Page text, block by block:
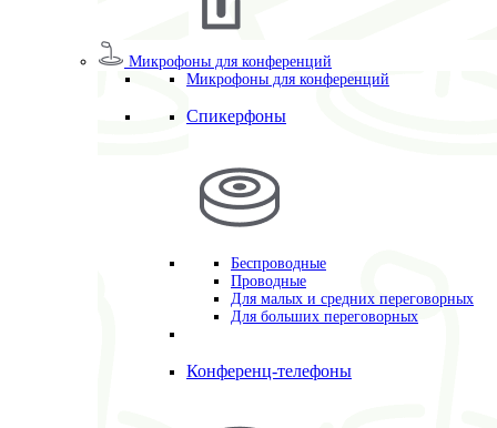
Микрофоны для конференций
Микрофоны для конференций
Спикерфоны
Беспроводные
Проводные
Для малых и средних переговорных
Для больших переговорных
Конференц-телефоны